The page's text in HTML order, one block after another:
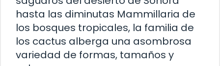
hasta las diminutas Mammillaria de
los bosques tropicales, la familia de
los cactus alberga una asombrosa
variedad de formas, tamaños y